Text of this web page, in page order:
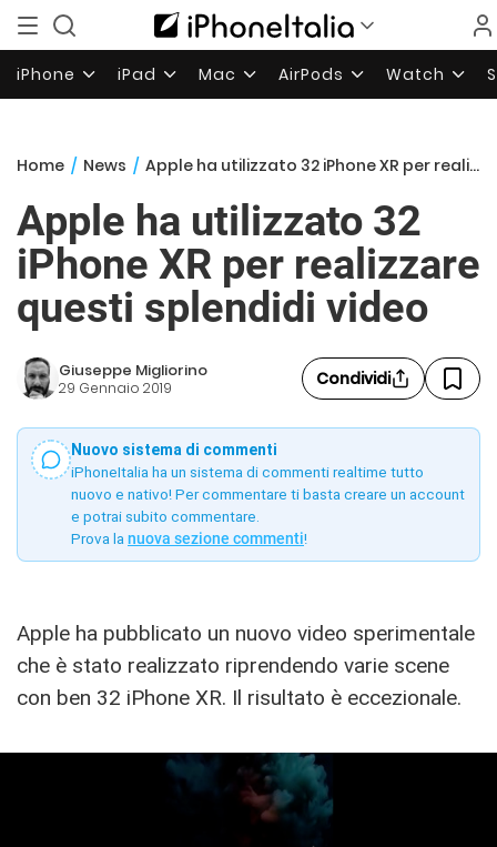
iPhone iPad Mac AirPods Watch
Home / News / Apple ha utilizzato 32 iPhone XR per realizzare questi splendidi video
Apple ha utilizzato 32
iPhone XR per realizzare
questi splendidi video
Giuseppe Migliorino
29 Gennaio 2019 Condividi
Nuovo sistema di commenti
iPhoneItalia ha un sistema di commenti realtime tutto
nuovo e nativo! Per commentare ti basta creare un account
e potrai subito commentare.
Prova la nuova sezione commenti!
Apple ha pubblicato un nuovo video sperimentale
che è stato realizzato riprendendo varie scene
con ben 32 iPhone XR. Il risultato è eccezionale.